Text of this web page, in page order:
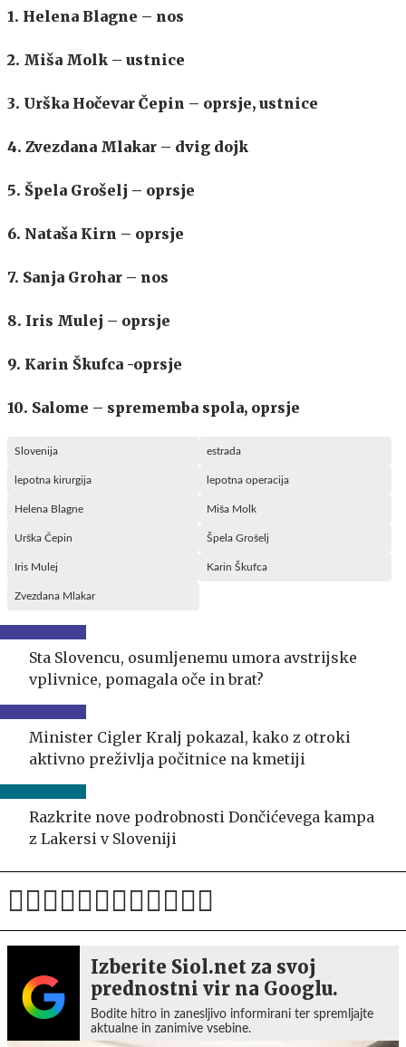
1. Helena Blagne – nos
2. Miša Molk – ustnice
3. Urška Hočevar Čepin – oprsje, ustnice
4. Zvezdana Mlakar – dvig dojk
5. Špela Grošelj – oprsje
6. Nataša Kirn – oprsje
7. Sanja Grohar – nos
8. Iris Mulej – oprsje
9. Karin Škufca -oprsje
10. Salome – sprememba spola, oprsje
Slovenija estrada
lepotna kirurgija lepotna operacija
Helena Blagne Miša Molk
Urška Čepin Špela Grošelj
Iris Mulej Karin Škufca
Zvezdana Mlakar
Sta Slovencu, osumljenemu umora avstrijske
vplivnice, pomagala oče in brat?
Minister Cigler Kralj pokazal, kako z otroki
aktivno preživlja počitnice na kmetiji
Razkrite nove podrobnosti Dončićevega kampa
z Lakersi v Sloveniji
Izberite Siol.net za svoj
prednostni vir na Googlu.
Bodite hitro in zanesljivo informirani ter spremljajte
aktualne in zanimive vsebine.